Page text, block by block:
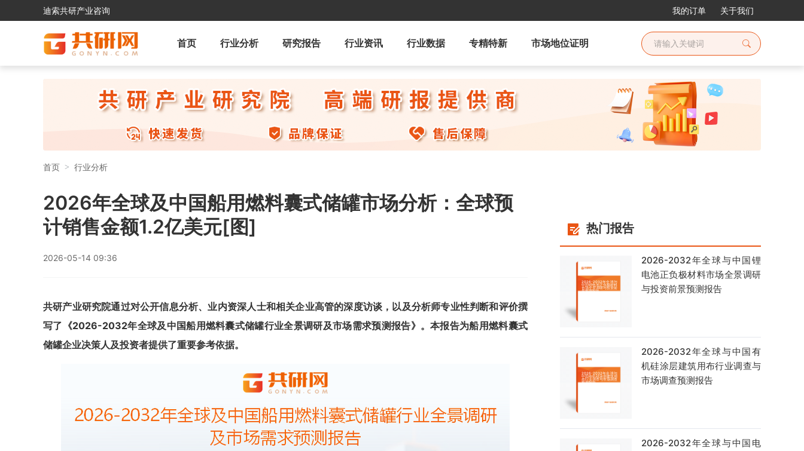
迪索共研产业咨询 我的订单 关于我们
首页 行业分析 研究报告 行业资讯 行业数据 专精特新 市场地位证明
首页 行业分析
2026年全球及中国船用燃料囊式储罐市场分析：全球预
计销售金额1.2亿美元[图]
2026-05-14 09:36
共研产业研究院通过对公开信息分析、业内资深人士和相关企业高管的深度访谈，以及分析师专业性判断和评价撰
写了《2026-2032年全球及中国船用燃料囊式储罐行业全景调研及市场需求预测报告》 。本报告为船用燃料囊式
储罐企业决策人及投资者提供了重要参考依据。
热门报告
2026-2032年全球与中国锂
电池正负极材料市场全景调研
与投资前景预测报告
2026-2032年全球与中国有
机硅涂层建筑用布行业调查与
市场调查预测报告
2026-2032年全球与中国电